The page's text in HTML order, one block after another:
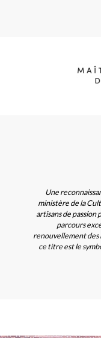
Une
ministère de la
artisans de passion
parcours
renouvellement des
ce titre est le